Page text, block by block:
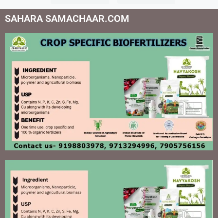
SAHARA SAMACHAAR.COM